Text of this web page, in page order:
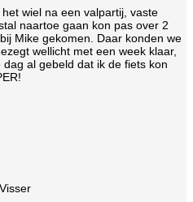
wiel na een valpartij, vaste
naartoe gaan kon pas over 2
Mike gekomen. Daar konden we
wellicht met een week klaar,
al gebeld dat ik de fiets kon